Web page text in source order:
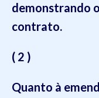
demonstrando
contrato.
( 2 )
Quanto à